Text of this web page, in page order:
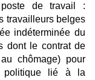
de travail :
travailleurs belges
indéterminée du
dont le contrat de
chômage) pour
politique lié à la